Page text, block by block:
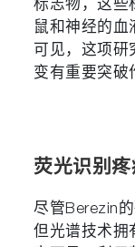
标志物，这些
鼠和神经的血
可见，这项研
变有重要突破
荧光识别
尽管Berezin
但光谱技术拥